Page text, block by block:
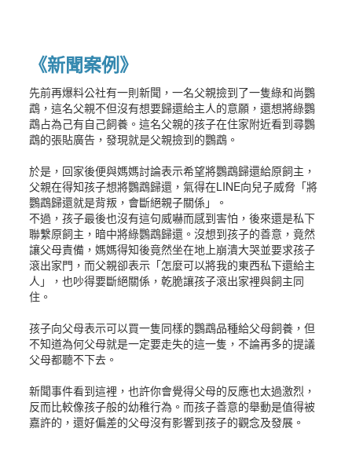
《新聞案例》
先前再爆料公社有一則新聞，一名父親撿到了一隻綠和尚鸚
鵡，這名父親不但沒有想要歸還給主人的意願，還想將綠鸚
鵡占為己有自己飼養。這名父親的孩子在住家附近看到尋鸚
鵡的張貼廣告，發現就是父親撿到的鸚鵡。
於是，回家後便與媽媽討論表示希望將鸚鵡歸還給原飼主，
父親在得知孩子想將鸚鵡歸還，氣得在LINE向兒子威脅「將
鸚鵡歸還就是背叛，會斷絕親子關係」。
不過，孩子最後也沒有這句威嚇而感到害怕，後來還是私下
聯繫原飼主，暗中將綠鸚鵡歸還。沒想到孩子的善意，竟然
讓父母責備，媽媽得知後竟然坐在地上崩潰大哭並要求孩子
滾出家門，而父親卻表示「怎麼可以將我的東西私下還給主
人」，也吵得要斷絕關係，乾脆讓孩子滾出家裡與飼主同
住。
孩子向父母表示可以買一隻同樣的鸚鵡品種給父母飼養，但
不知道為何父母就是一定要走失的這一隻，不論再多的提議
父母都聽不下去。
新聞事件看到這裡，也許你會覺得父母的反應也太過激烈，
反而比較像孩子般的幼稚行為。而孩子善意的舉動是值得被
嘉許的，還好偏差的父母沒有影響到孩子的觀念及發展。